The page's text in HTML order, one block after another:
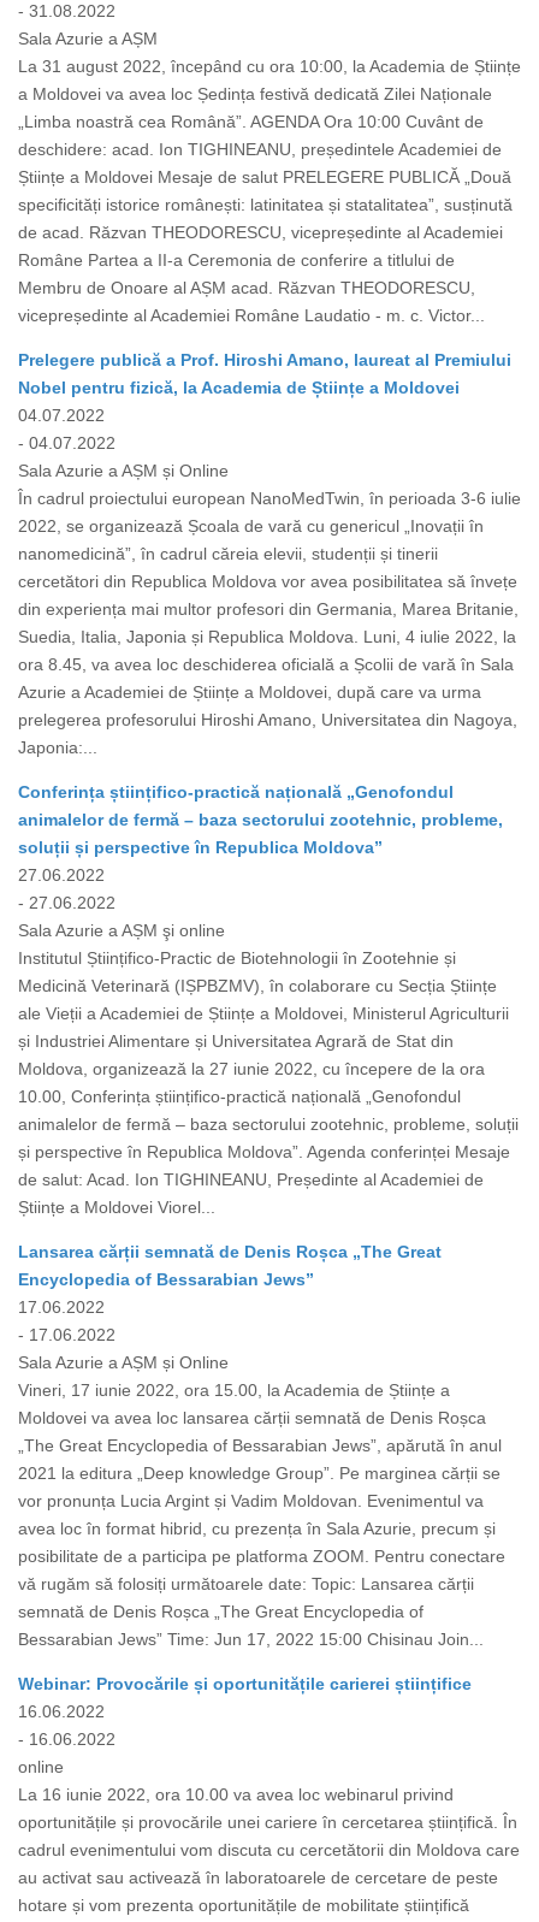
- 31.08.2022
Sala Azurie a AȘM
La 31 august 2022, începând cu ora 10:00, la Academia de Științe
a Moldovei va avea loc Ședința festivă dedicată Zilei Naționale
„Limba noastră cea Română”. AGENDA Ora 10:00 Cuvânt de
deschidere: acad. Ion TIGHINEANU, președintele Academiei de
Științe a Moldovei Mesaje de salut PRELEGERE PUBLICĂ „Două
specificități istorice românești: latinitatea și statalitatea”, susținută
de acad. Răzvan THEODORESCU, vicepreședinte al Academiei
Române Partea a II-a Ceremonia de conferire a titlului de
Membru de Onoare al AȘM acad. Răzvan THEODORESCU,
vicepreședinte al Academiei Române Laudatio - m. c. Victor...
Prelegere publică a Prof. Hiroshi Amano, laureat al Premiului
Nobel pentru fizică, la Academia de Științe a Moldovei
04.07.2022
- 04.07.2022
Sala Azurie a AȘM și Online
În cadrul proiectului european NanoMedTwin, în perioada 3-6 iulie
2022, se organizează Școala de vară cu genericul „Inovații în
nanomedicină”, în cadrul căreia elevii, studenții și tinerii
cercetători din Republica Moldova vor avea posibilitatea să învețe
din experiența mai multor profesori din Germania, Marea Britanie,
Suedia, Italia, Japonia și Republica Moldova. Luni, 4 iulie 2022, la
ora 8.45, va avea loc deschiderea oficială a Școlii de vară în Sala
Azurie a Academiei de Științe a Moldovei, după care va urma
prelegerea profesorului Hiroshi Amano, Universitatea din Nagoya,
Japonia:...
Conferința științifico-practică națională „Genofondul
animalelor de fermă – baza sectorului zootehnic, probleme,
soluții și perspective în Republica Moldova”
27.06.2022
- 27.06.2022
Sala Azurie a AȘM şi online
Institutul Științifico-Practic de Biotehnologii în Zootehnie și
Medicină Veterinară (IȘPBZMV), în colaborare cu Secția Științe
ale Vieții a Academiei de Științe a Moldovei, Ministerul Agriculturii
și Industriei Alimentare și Universitatea Agrară de Stat din
Moldova, organizează la 27 iunie 2022, cu începere de la ora
10.00, Conferința științifico-practică națională „Genofondul
animalelor de fermă – baza sectorului zootehnic, probleme, soluții
și perspective în Republica Moldova”. Agenda conferinței Mesaje
de salut: Acad. Ion TIGHINEANU, Președinte al Academiei de
Științe a Moldovei Viorel...
Lansarea cărții semnată de Denis Roșca „The Great
Encyclopedia of Bessarabian Jews”
17.06.2022
- 17.06.2022
Sala Azurie a AȘM și Online
Vineri, 17 iunie 2022, ora 15.00, la Academia de Științe a
Moldovei va avea loc lansarea cărții semnată de Denis Roșca
„The Great Encyclopedia of Bessarabian Jews”, apărută în anul
2021 la editura „Deep knowledge Group”. Pe marginea cărții se
vor pronunța Lucia Argint și Vadim Moldovan. Evenimentul va
avea loc în format hibrid, cu prezența în Sala Azurie, precum și
posibilitate de a participa pe platforma ZOOM. Pentru conectare
vă rugăm să folosiți următoarele date: Topic: Lansarea cărții
semnată de Denis Roșca „The Great Encyclopedia of
Bessarabian Jews” Time: Jun 17, 2022 15:00 Chisinau Join...
Webinar: Provocările și oportunitățile carierei științifice
16.06.2022
- 16.06.2022
online
La 16 iunie 2022, ora 10.00 va avea loc webinarul privind
oportunitățile și provocările unei cariere în cercetarea științifică. În
cadrul evenimentului vom discuta cu cercetătorii din Moldova care
au activat sau activează în laboratoarele de cercetare de peste
hotare și vom prezenta oportunitățile de mobilitate științifică